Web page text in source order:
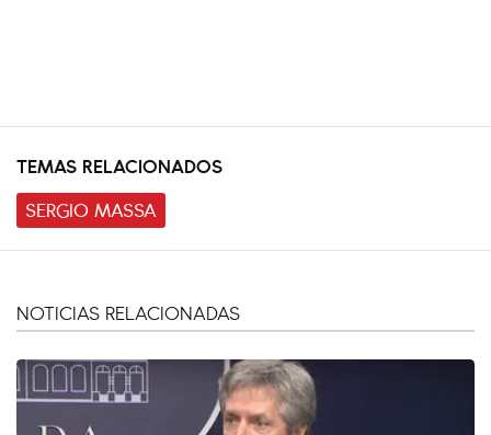
TEMAS RELACIONADOS
SERGIO MASSA
NOTICIAS RELACIONADAS